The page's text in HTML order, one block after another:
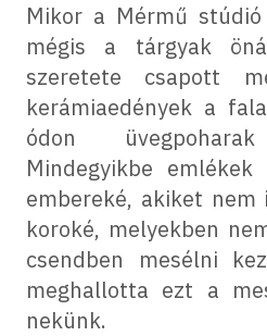
Mikor a Mérmű
mégis a tárgyak
szeretete csapott
kerámiaedények a
ódon
Mindegyikbe
embereké, akiket
koroké, melyekben
csendben mesélni
meghallotta ezt a
nekünk.